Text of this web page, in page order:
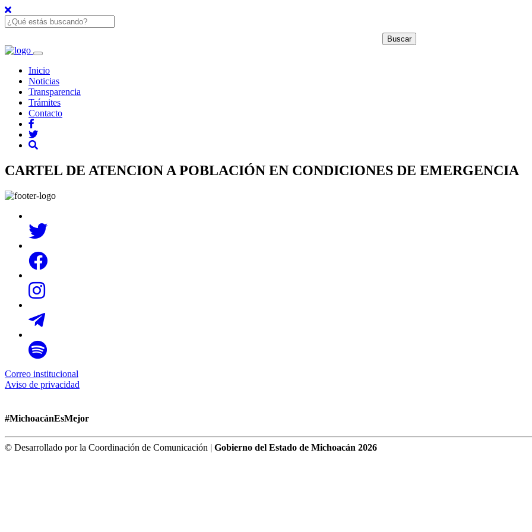
Inicio
Noticias
Transparencia
Trámites
Contacto
CARTEL DE ATENCION A POBLACIÓN EN CONDICIONES DE EMERGENCIA
Correo institucional
Aviso de privacidad
#MichoacánEsMejor
© Desarrollado por la Coordinación de Comunicación | Gobierno del Estado de Michoacán 2026